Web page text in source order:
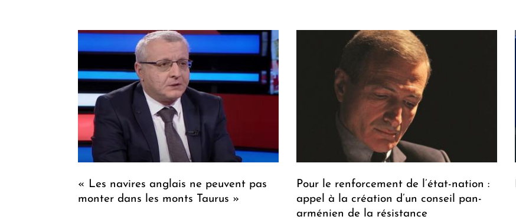
« Les navires anglais ne peuvent pas
monter dans les monts Taurus »
Pour le renforcement de l’état-nation :
appel à la création d’un conseil pan-
arménien de la résistance